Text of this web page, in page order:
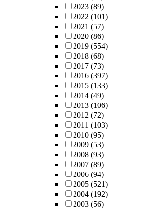
2023 (89)
2022 (101)
2021 (57)
2020 (86)
2019 (554)
2018 (68)
2017 (73)
2016 (397)
2015 (133)
2014 (49)
2013 (106)
2012 (72)
2011 (103)
2010 (95)
2009 (53)
2008 (93)
2007 (89)
2006 (94)
2005 (521)
2004 (192)
2003 (56)